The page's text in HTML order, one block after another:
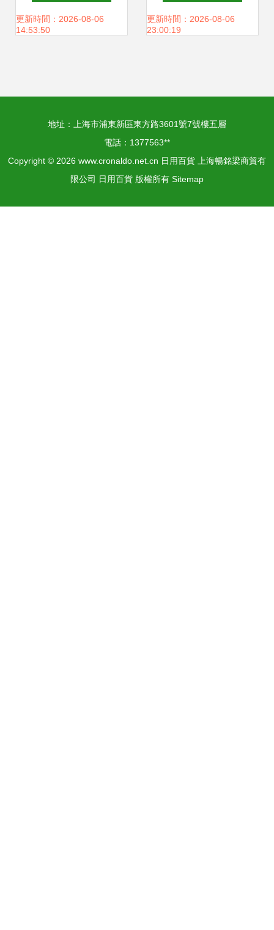
學年粵教版地理八
更新時間：2026-08-06
14:53:50
防護耳塞耳罩產品
更新時間：2026-08-06
23:00:19
地址：上海市浦東新區東方路3601號7號樓五層
電話：1377563**
Copyright © 2026 www.cronaldo.net.cn 日用百貨
上海暢銘梁商貿有
限公司 日用百貨 版權所有 Sitemap